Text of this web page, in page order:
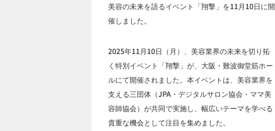
美容の未来を語るイベント「翔撃」を11月10日に開
催しました。
2025年11月10日（月）、美容業界の未来を切り拓
く特別イベント「翔撃」が、大阪・難波御堂筋ホー
ルにて開催されました。本イベントは、美容業界を
支える三団体（JPA・デジタルサロン協会・ママ美
容師協会）が共同で実施し、幅広いテーマを学べる
貴重な機会として注目を集めました。